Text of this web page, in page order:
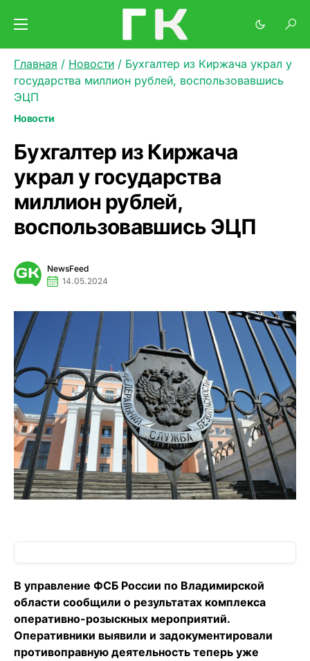
Главная / Новости / Бухгалтер из Киржача украл у
государства миллион рублей, воспользовавшись
ЭЦП
Новости
Бухгалтер из Киржача
украл у государства
миллион рублей,
воспользовавшись ЭЦП
NewsFeed
14.05.2024
В управление ФСБ России по Владимирской
области сообщили о результатах комплекса
оперативно-розыскных мероприятий.
Оперативники выявили и задокументировали
противоправную деятельность теперь уже